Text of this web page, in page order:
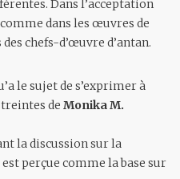
Dans l’acceptation
dans les œuvres de
chefs-d’œuvre d’antan.
le sujet de s’exprimer à
de Monika M.
la discussion sur la
perçue comme la base sur